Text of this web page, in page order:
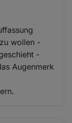
wollen -
-
Augenmerk